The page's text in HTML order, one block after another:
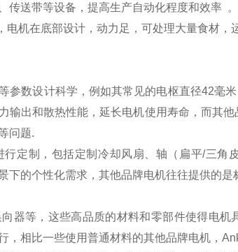
送带等设备，提高生产自动化程度和效率 。
机在底部设计，动力足，可处理大量食材，
参数设计科学，例如其常见的电枢直径42毫
输出和散热性能，延长电机使用寿命，而其
问题.
定制，包括定制冷却风扇、轴（扁平/三角
下的个性化需求，其他品牌电机往往提供的
器等，这些高品质的材料和零部件使得电机
，相比一些使用普通材料的其他品牌电机，